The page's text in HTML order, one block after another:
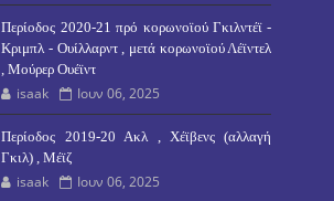
Περίοδος 2020-21 πρό κορωνοϊού Γκιλντέϊ -
Κριμπλ - Ουίλλαρντ , μετά κορωνοϊού Λέϊντελ
, Μούρερ Ουέϊντ
isaak Ιουν 06, 2025
Περίοδος 2019-20 Ακλ , Χέϊβενς (αλλαγή
Γκιλ) , Μέϊζ
isaak Ιουν 06, 2025